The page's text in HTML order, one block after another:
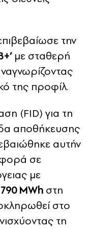
την
με σταθερή
της προφίλ.
(FID) για τη
αποθήκευσης
αυτήν
σε
με
MWh στη
στο
τη